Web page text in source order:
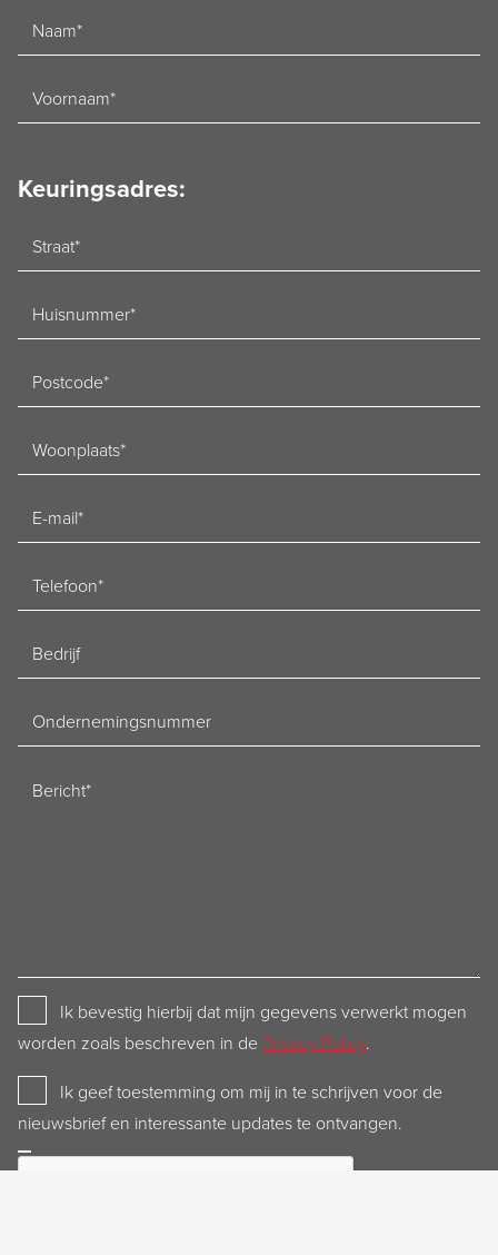
Naam
Voornaam
Keuringsadres:
Straat
Huisnummer
Postcode
Woonplaats
mailadres
Telefoon
Bedrijf
Ondernemingsnummer
Privacy
Policy
Ik bevestig hierbij dat mijn gegevens verwerkt mogen
worden zoals beschreven in de Privacy Policy.
Newsletter
Ik geef toestemming om mij in te schrijven voor de
nieuwsbrief en interessante updates te ontvangen.
CAPTCHA